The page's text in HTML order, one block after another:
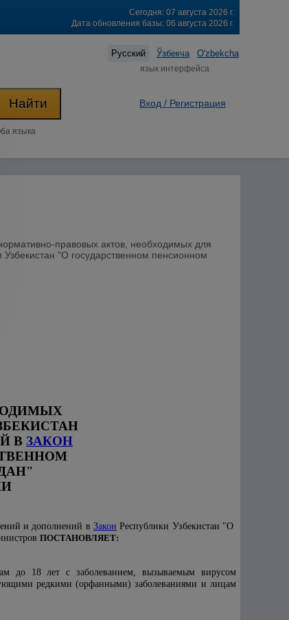
Сегодня: 07 августа 2026 г.
Дата обновления базы: 06 августа 2026 г.
Русский Ўзбекча O'zbekcha
язык интерфейса
языка
Вход / Регистрация
правовых актов, необходимых для
"О государственном пенсионном
В ЗАКОН
и дополнений вЗакон Республики Узбекистан "О
ПОСТАНОВЛЯЕТ:
до 18 лет с заболеванием, вызываемым вирусом
редкими (орфанными) заболеваниями и лицам